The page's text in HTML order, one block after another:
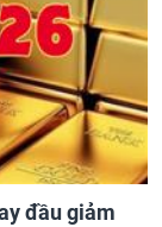
đầu giảm